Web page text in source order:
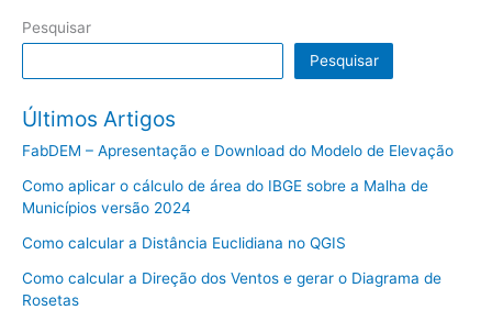
Pesquisar
Pesquisar
Últimos Artigos
FabDEM – Apresentação e Download do Modelo de Elevação
Como aplicar o cálculo de área do IBGE sobre a Malha de
Municípios versão 2024
Como calcular a Distância Euclidiana no QGIS
Como calcular a Direção dos Ventos e gerar o Diagrama de
Rosetas